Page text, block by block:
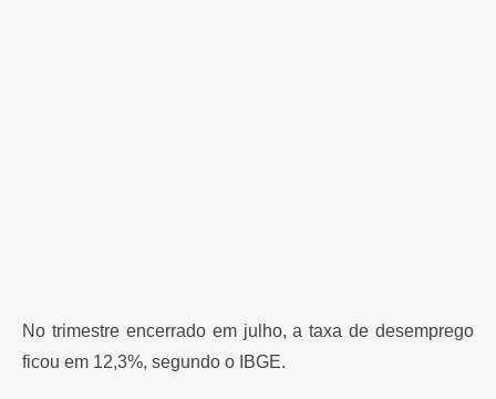
No trimestre encerrado em julho, a taxa de desemprego
ficou em 12,3%, segundo o IBGE.